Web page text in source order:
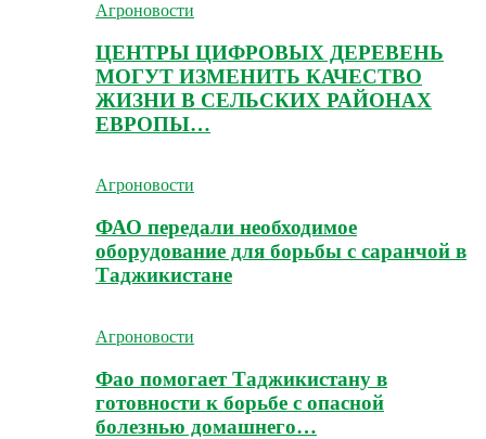
Агроновости
ЦЕНТРЫ ЦИФРОВЫХ ДЕРЕВЕНЬ
МОГУТ ИЗМЕНИТЬ КАЧЕСТВО
ЖИЗНИ В СЕЛЬСКИХ РАЙОНАХ
ЕВРОПЫ…
Агроновости
ФАО передали необходимое
оборудование для борьбы с саранчой в
Таджикистане
Агроновости
Фао помогает Таджикистану в
готовности к борьбе с опасной
болезнью домашнего…